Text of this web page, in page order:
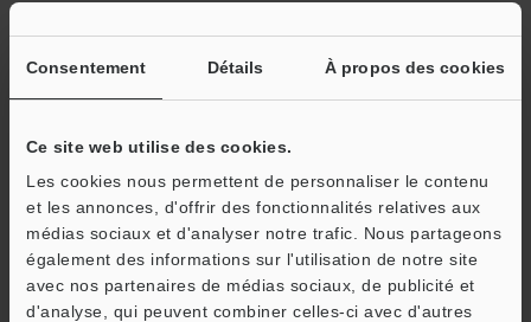
Consentement Détails À propos des cookies
Ce site web utilise des cookies.
Les cookies nous permettent de personnaliser le contenu
et les annonces, d'offrir des fonctionnalités relatives aux
médias sociaux et d'analyser notre trafic. Nous partageons
également des informations sur l'utilisation de notre site
avec nos partenaires de médias sociaux, de publicité et
d'analyse, qui peuvent combiner celles-ci avec d'autres
Télécharger le catalogue